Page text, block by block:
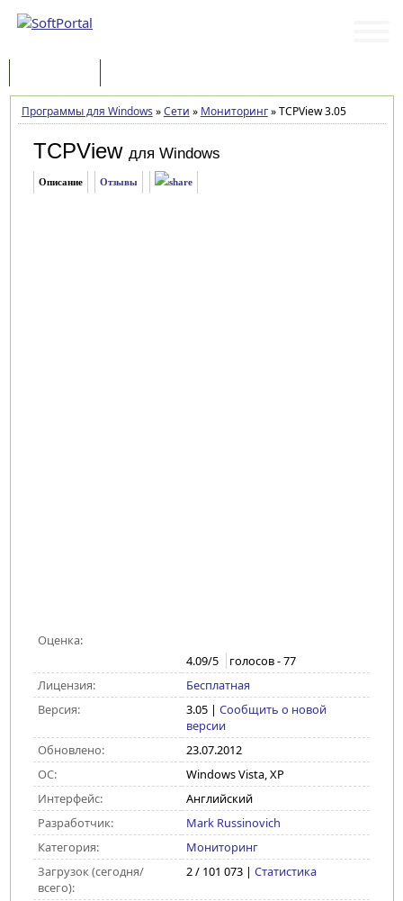
Программы для Windows »Сети » Мониторинг»TCPView 3.05
TCPView для Windows
Описание Отзывы
Оценка:
4.09/5 голосов -77
Лицензия:
Бесплатная
Версия:
3.05| Сообщить о новой
версии
Обновлено:
23.07.2012
ОС:
Windows Vista, XP
Интерфейс:
Английский
Разработчик:
Mark Russinovich
Категория:
Мониторинг
Загрузок (сегодня/
всего):
2 / 101 073 | Статистика